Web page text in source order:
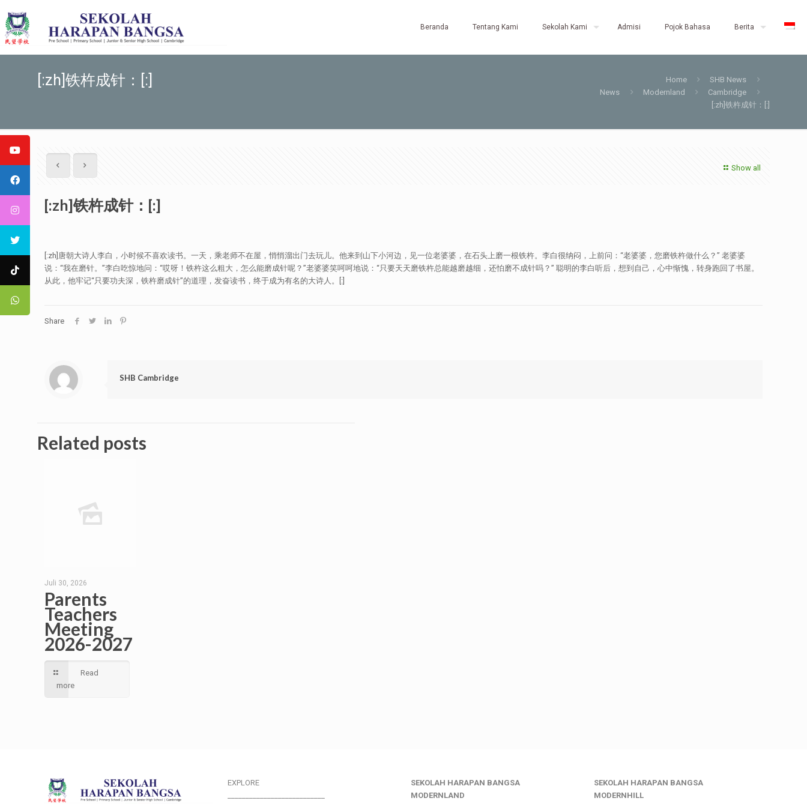
Beranda Tentang Kami Sekolah Kami Admisi Pojok Bahasa Berita
[:zh]铁杵成针：[:] Home
SHB News
News
Modernland
Cambridge
[:zh]铁杵成针：[:]
Show all
[:zh]铁杵成针：[:]
[:zh]唐朝大诗人李白，小时候不喜欢读书。一天，乘老师不在屋，悄悄溜出门去玩儿。他来到山下小河边，见一位老婆婆，在石头上磨一根铁杵。李白很纳闷，上前问：“老婆婆，您磨铁杵做什么？” 老婆婆
说：“我在磨针。”李白吃惊地问：“哎呀！铁杵这么粗大，怎么能磨成针呢？”老婆婆笑呵呵地说：“只要天天磨铁杵总能越磨越细，还怕磨不成针吗？” 聪明的李白听后，想到自己，心中惭愧，转身跑回了书屋。
从此，他牢记“只要功夫深，铁杵磨成针”的道理，发奋读书，终于成为有名的大诗人。[:]
Share
SHB Cambridge
Related posts
Juli 30, 2026
Parents
Teachers
Meeting
2026-2027
Read
more
EXPLORE
SEKOLAH HARAPAN BANGSA
MODERNLAND
SEKOLAH HARAPAN BANGSA
MODERNHILL